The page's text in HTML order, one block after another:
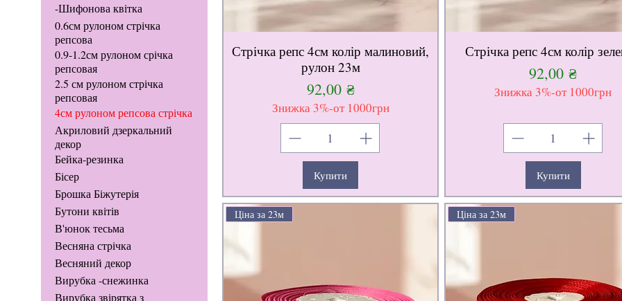
-Шифонова квітка
0.6см рулоном стрічка
репсова
0.9-1.2см рулоном срічка
репсовая
2.5 см рулоном стрічка
репсовая
4см рулоном репсова стрічка
Акриловий дзеркальний
декор
Бейка-резинка
Бісер
Брошка Біжутерія
Бутони квітів
В'юнок тесьма
Весняна стрічка
Весняний декор
Вирубка -снежинка
Вирубка звірятка з
Стрічка репс 4см колір малиновий,
рулон 23м
Ціна
92,00 ₴
Знижка 3%-от 1000грн
Купити
Стрічка репс 4см колір
Ціна
92,00 ₴
Знижка 3%-от 1000грн
Купити
Ціна за 23м Ціна за 23м